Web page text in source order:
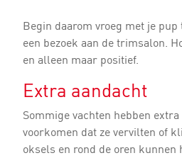
Begin daarom vroeg met je
een bezoek aan de trimsalon.
en alleen maar positief.
Extra aandacht
Sommige vachten hebben
voorkomen dat ze vervilten of
oksels en rond de oren kunnen